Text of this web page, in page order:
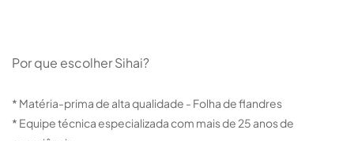
Por que escolher Sihai?
* Matéria-prima de alta qualidade - Folha de flandres
* Equipe técnica especializada com mais de 25 anos de